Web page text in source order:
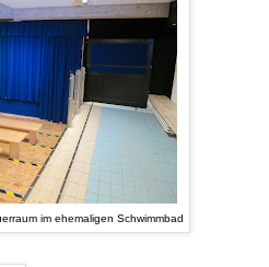
im ehemaligen Schwimmbad